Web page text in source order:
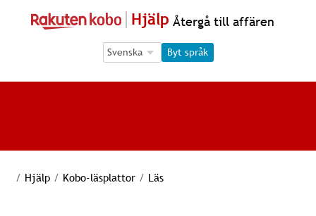
Hjälp Återgå till affären
Language Selection
Language Selection
Byt språk
/ Hjälp / Kobo-läsplattor / Läs